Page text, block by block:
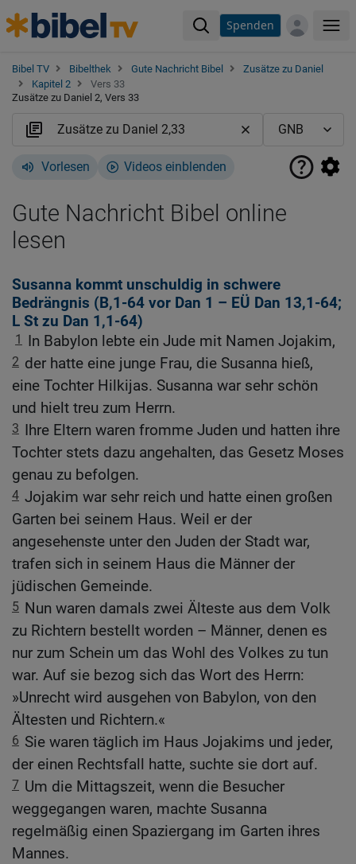
Spenden
Bibel TV Bibelthek Gute Nachricht Bibel
Zusätze zu Daniel
Kapitel 2
Vers 33
Zusätze zu Daniel 2, Vers 33
Vorlesen Videos einblenden
Gute Nachricht Bibel online
lesen
Susanna kommt unschuldig in schwere
Bedrängnis (B,1-64 vor Dan 1 – EÜ Dan 13,1-64;
L St zu Dan 1,1-64)
1 In Babylon lebte ein Jude mit Namen Jojakim,
2 der hatte eine junge Frau, die Susanna hieß,
eine Tochter Hilkijas. Susanna war sehr schön
und hielt treu zum Herrn.
3 Ihre Eltern waren fromme Juden und hatten ihre
Tochter stets dazu angehalten, das Gesetz Moses
genau zu befolgen.
4 Jojakim war sehr reich und hatte einen großen
Garten bei seinem Haus. Weil er der
angesehenste unter den Juden der Stadt war,
trafen sich in seinem Haus die Männer der
jüdischen Gemeinde.
5 Nun waren damals zwei Älteste aus dem Volk
zu Richtern bestellt worden – Männer, denen es
nur zum Schein um das Wohl des Volkes zu tun
war. Auf sie bezog sich das Wort des Herrn:
»Unrecht wird ausgehen von Babylon, von den
Ältesten und Richtern.«
6 Sie waren täglich im Haus Jojakims und jeder,
der einen Rechtsfall hatte, suchte sie dort auf.
7 Um die Mittagszeit, wenn die Besucher
weggegangen waren, machte Susanna
regelmäßig einen Spaziergang im Garten ihres
Mannes.